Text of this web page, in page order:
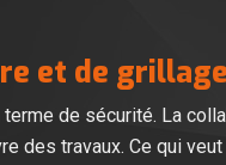
et de grillage
de sécurité. La
travaux. Ce qui